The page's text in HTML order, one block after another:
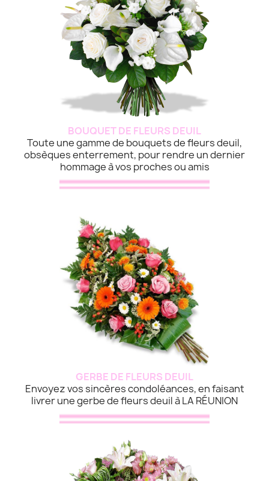
BOUQUET DE FLEURS DEUIL
Toute une gamme de bouquets de fleurs deuil,
obsèques enterrement, pour rendre un dernier
hommage à vos proches ou amis
GERBE DE FLEURS DEUIL
Envoyez vos sincères condoléances, en faisant
livrer une gerbe de fleurs deuil à LA RÉUNION